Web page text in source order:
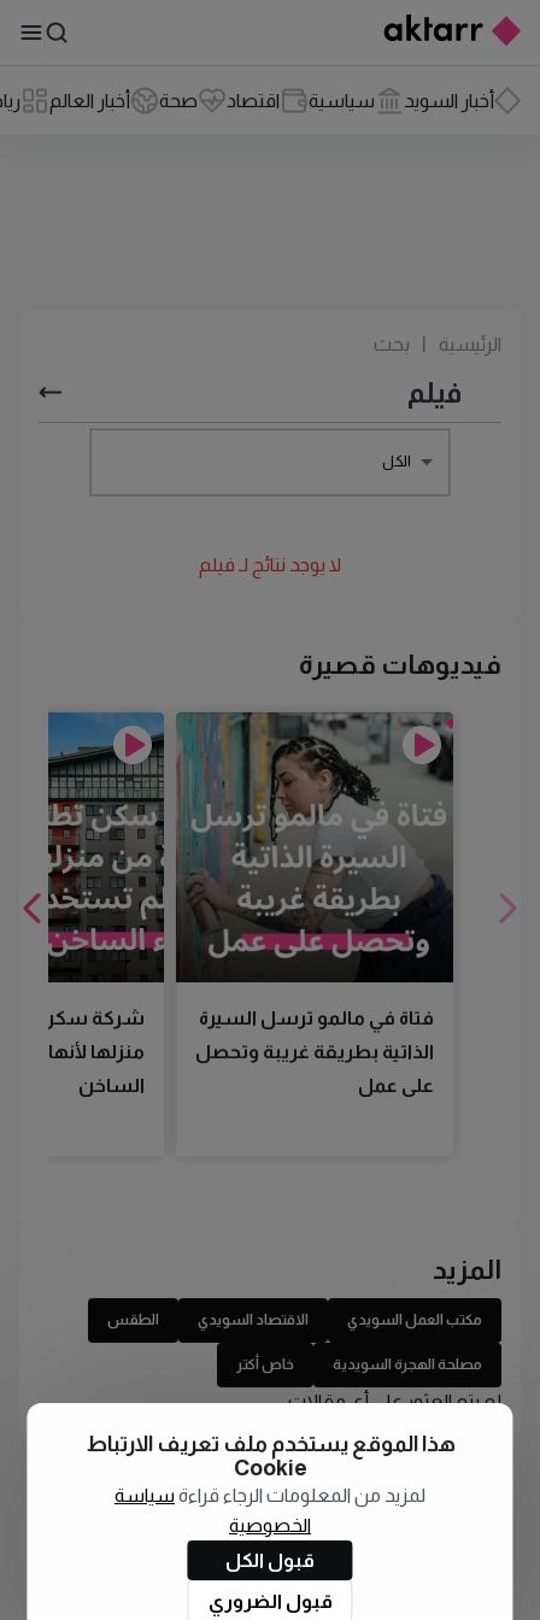
أخبار السويد سياسية اقتصاد صحة أخبار العالم
الرئيسية بحث
الكل
لا يوجد نتائج لـ فيلم
فيديوهات قصيرة
فتاة في مالمو ترسل السيرة
الذاتية بطريقة غريبة وتحصل
على عمل
شركة سكن
منزلها لأنها لم
الساخن
المزيد
مكتب العمل السويدي الاقتصاد السويدي الطقس
مصلحة الهجرة السويدية خاص أكتر
لم يتم العثور على أي مقالات
هذا الموقع يستخدم ملف تعريف الارتباط
Cookie
لمزيد من المعلومات الرجاء قراءة سياسة
الخصوصية
قبول الكل
قبول الضروري